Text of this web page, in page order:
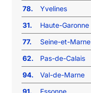
78.
Yvelines
31.
Haute-Garonne
77.
Seine-et-Marne
62.
Pas-de-Calais
94.
Val-de-Marne